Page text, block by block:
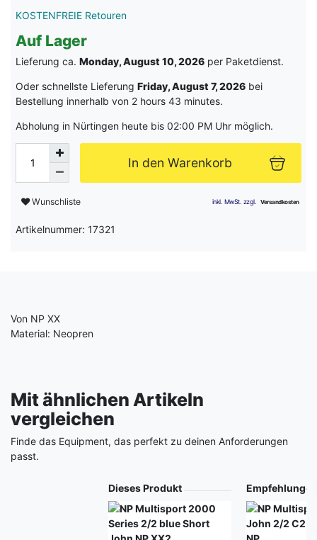
KOSTENFREIE Retouren
Auf Lager
Lieferung ca. Monday, August 10, 2026 per Paketdienst.
Oder schnellste Lieferung Friday, August 7, 2026 bei
Bestellung innerhalb von 2 hours 43 minutes.
Abholung in Nürtingen heute bis 02:00 PM Uhr möglich.
In den Warenkorb
Wunschliste
Artikelnummer: 17321
Von NP XX
Material: Neopren
Mit ähnlichen Artikeln
vergleichen
Finde das Equipment, das perfekt zu deinen Anforderungen
passt.
Dieses Produkt Empfehlungen